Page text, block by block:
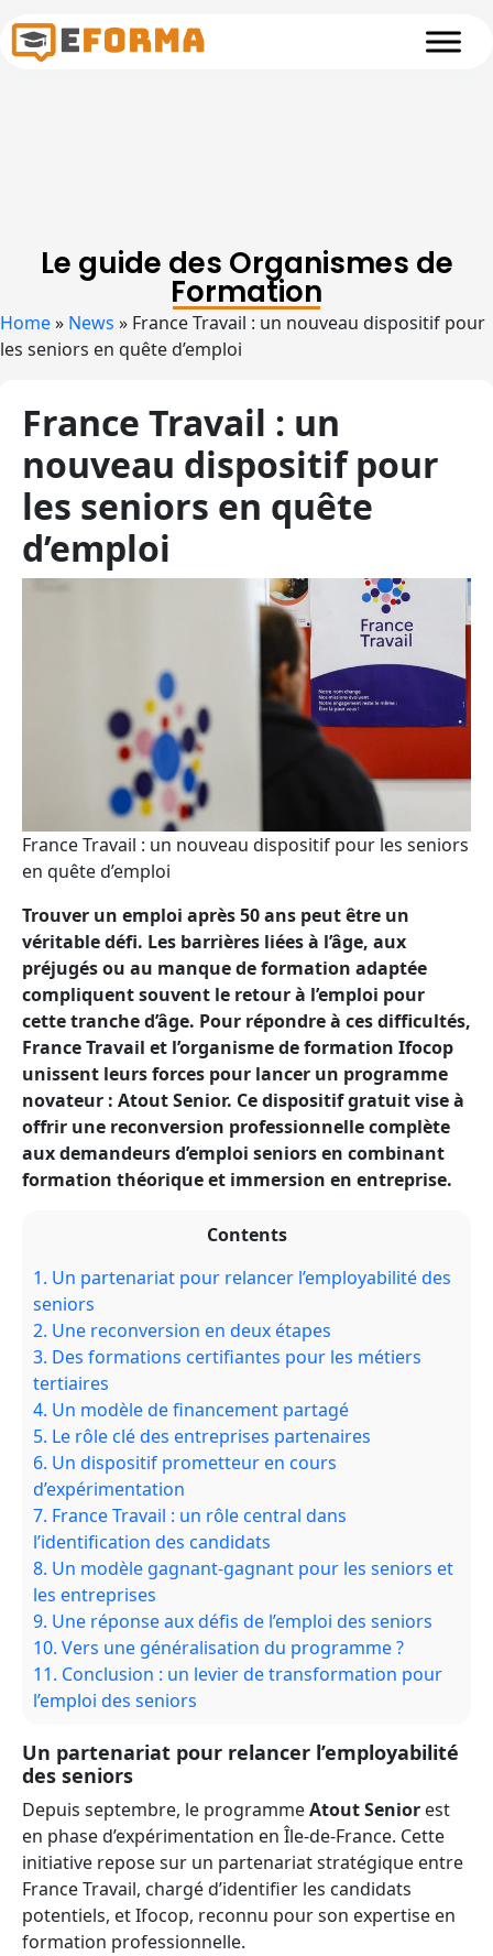
Le guide des Organismes de
Formation
Home» News » France Travail : un nouveau dispositif pour
les seniors en quête d’emploi
France Travail : un
nouveau dispositif pour
les seniors en quête
d’emploi
France Travail : un nouveau dispositif pour les seniors
en quête d’emploi
Trouver un emploi après 50 ans peut être un
véritable défi. Les barrières liées à l’âge, aux
préjugés ou au manque de formation adaptée
compliquent souvent le retour à l’emploi pour
cette tranche d’âge. Pour répondre à ces difficultés,
France Travail et l’organisme de formation Ifocop
unissent leurs forces pour lancer un programme
novateur : Atout Senior. Ce dispositif gratuit vise à
offrir une reconversion professionnelle complète
aux demandeurs d’emploi seniors en combinant
formation théorique et immersion en entreprise.
Contents
1. Un partenariat pour relancer l’employabilité des
seniors
2. Une reconversion en deux étapes
3. Des formations certifiantes pour les métiers
tertiaires
4. Un modèle de financement partagé
5. Le rôle clé des entreprises partenaires
6. Un dispositif prometteur en cours
d’expérimentation
7. France Travail : un rôle central dans
l’identification des candidats
8. Un modèle gagnant-gagnant pour les seniors et
les entreprises
9. Une réponse aux défis de l’emploi des seniors
10. Vers une généralisation du programme ?
11. Conclusion : un levier de transformation pour
l’emploi des seniors
Un partenariat pour relancer l’employabilité
des seniors
Depuis septembre, le programmeAtout Senior est
en phase d’expérimentation en Île-de-France. Cette
initiative repose sur un partenariat stratégique entre
France Travail, chargé d’identifier les candidats
potentiels, et Ifocop, reconnu pour son expertise en
formation professionnelle.